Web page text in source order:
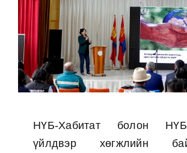
НҮБ-Хабитат болон
үйлдвэр хөгжлийн